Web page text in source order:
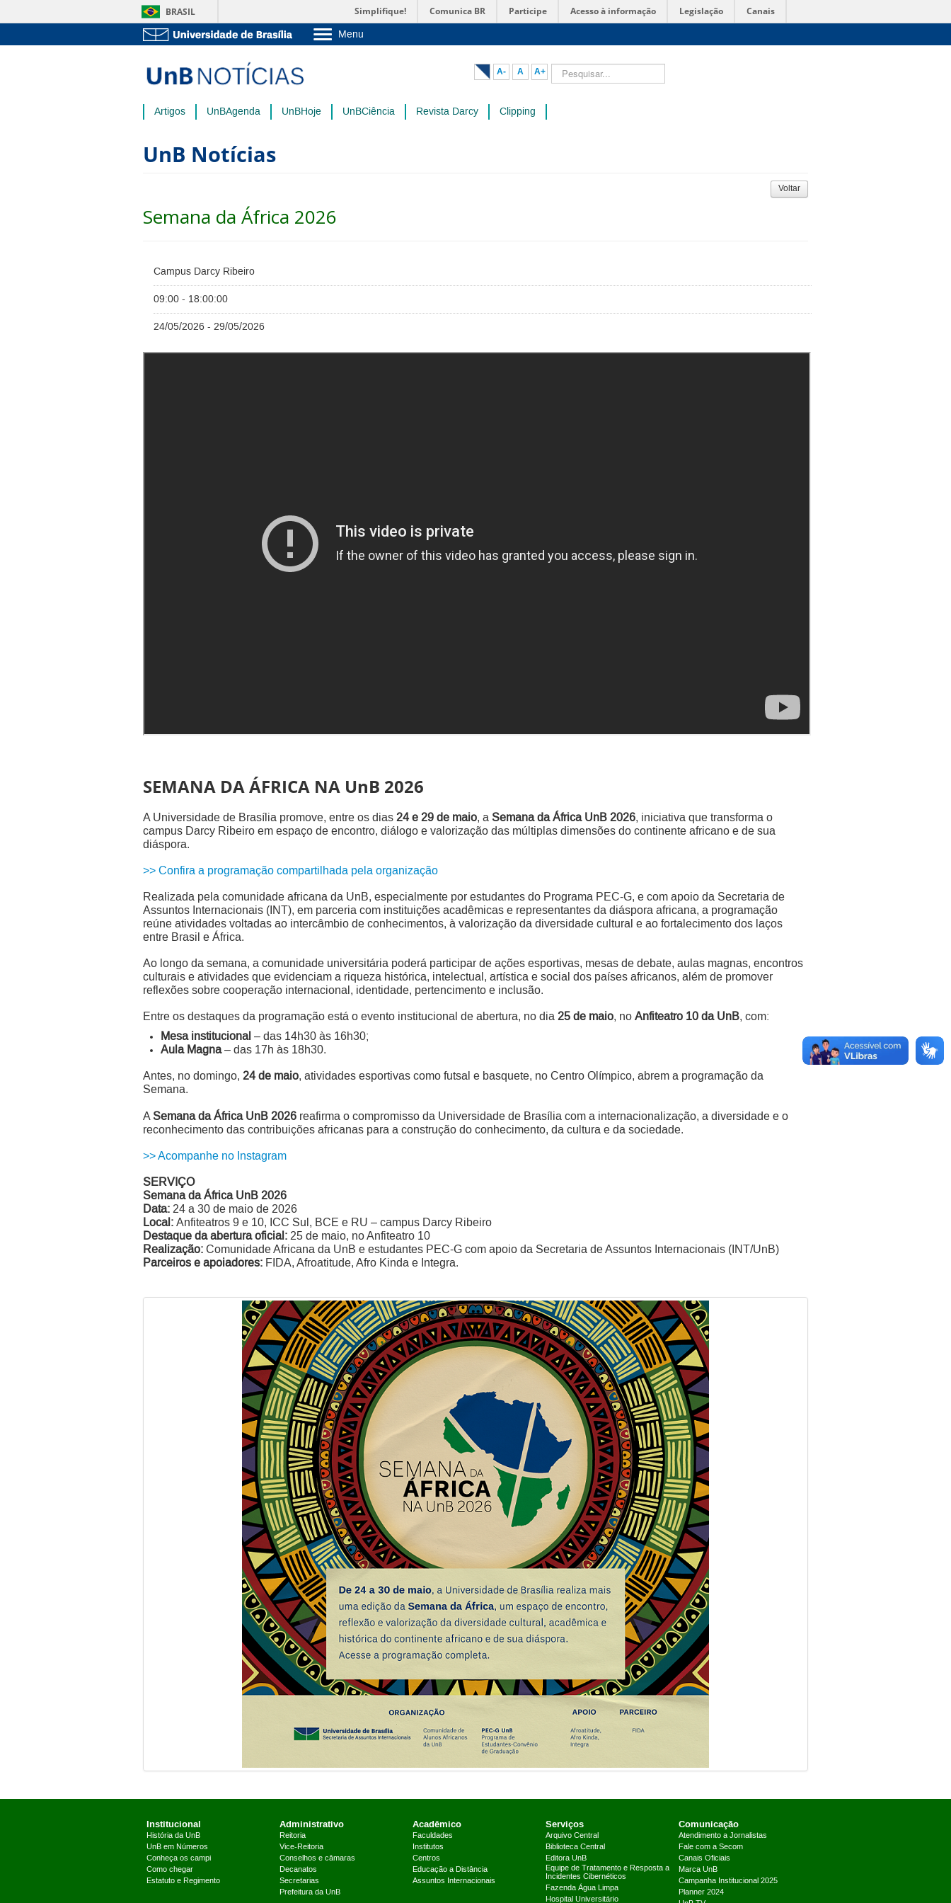
BRASIL Simplifique! Comunica BR Participe Acesso à informação Legislação Canais
Menu
Pós-Graduação
Administração
A- A A+ Pesquisar...
Artigos UnBAgenda UnBHoje UnBCiência Revista Darcy Clipping
UnB Notícias
Voltar
Semana da África 2026
Campus Darcy Ribeiro
09:00 - 18:00:00
24/05/2026 - 29/05/2026
SEMANA DA ÁFRICA NA UnB 2026
A Universidade de Brasília promove, entre os dias 24 e 29 de maio, a Semana da África UnB 2026, iniciativa que transforma o
campus Darcy Ribeiro em espaço de encontro, diálogo e valorização das múltiplas dimensões do continente africano e de sua
diáspora.
>> Confira a programação compartilhada pela organização
Realizada pela comunidade africana da UnB, especialmente por estudantes do Programa PEC-G, e com apoio da Secretaria de
Assuntos Internacionais (INT), em parceria com instituições acadêmicas e representantes da diáspora africana, a programação
reúne atividades voltadas ao intercâmbio de conhecimentos, à valorização da diversidade cultural e ao fortalecimento dos laços
entre Brasil e África.
Ao longo da semana, a comunidade universitária poderá participar de ações esportivas, mesas de debate, aulas magnas, encontros
culturais e atividades que evidenciam a riqueza histórica, intelectual, artística e social dos países africanos, além de promover
reflexões sobre cooperação internacional, identidade, pertencimento e inclusão.
Entre os destaques da programação está o evento institucional de abertura, no dia 25 de maio, no Anfiteatro 10 da UnB, com:
Mesa institucional – das 14h30 às 16h30;
Aula Magna– das 17h às 18h30.
Antes, no domingo, 24 de maio, atividades esportivas como futsal e basquete, no Centro Olímpico, abrem a programação da
Semana.
ASemana da África UnB 2026 reafirma o compromisso da Universidade de Brasília com a internacionalização, a diversidade e o
reconhecimento das contribuições africanas para a construção do conhecimento, da cultura e da sociedade.
>> Acompanhe no Instagram
SERVIÇO
Semana da África UnB 2026
Data: 24 a 30 de maio de 2026
Local: Anfiteatros 9 e 10, ICC Sul, BCE e RU – campus Darcy Ribeiro
Destaque da abertura oficial: 25 de maio, no Anfiteatro 10
Realização: Comunidade Africana da UnB e estudantes PEC-G com apoio da Secretaria de Assuntos Internacionais (INT/UnB)
Parceiros e apoiadores: FIDA, Afroatitude, Afro Kinda e Integra.
Institucional
História da UnB
UnB em Números
Conheça os campi
Como chegar
Estatuto e Regimento
Administrativo
Reitoria
Vice-Reitoria
Conselhos e câmaras
Decanatos
Secretarias
Prefeitura da UnB
Acadêmico
Faculdades
Institutos
Centros
Educação a Distância
Assuntos Internacionais
Serviços
Arquivo Central
Biblioteca Central
Editora UnB
Equipe de Tratamento e Resposta a
Incidentes Cibernéticos
Fazenda Água Limpa
Hospital Universitário
Comunicação
Atendimento a Jornalistas
Fale com a Secom
Canais Oficiais
Marca UnB
Campanha Institucional 2025
Planner 2024